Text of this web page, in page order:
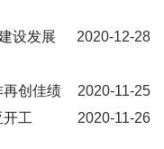
2020-12-28
设发展
2020-11-25
再创佳绩
2020-11-26
工